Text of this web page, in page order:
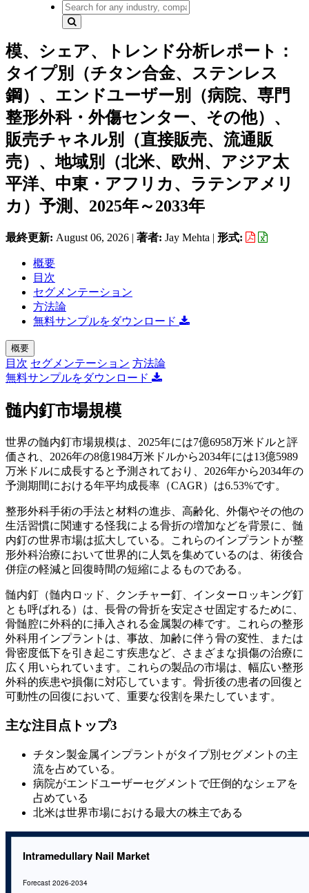
模、シェア、トレンド分析レポート：
タイプ別（チタン合金、ステンレス
鋼）、エンドユーザー別（病院、専門
整形外科・外傷センター、その他）、
販売チャネル別（直接販売、流通販
売）、地域別（北米、欧州、アジア太
平洋、中東・アフリカ、ラテンアメリ
カ）予測、2025年～2033年
最終更新: August 06, 2026 | 著者: Jay Mehta | 形式:
概要
目次
セグメンテーション
方法論
無料サンプルをダウンロード
概要
目次 セグメンテーション 方法論
無料サンプルをダウンロード
髄内釘市場規模
世界の髄内釘市場規模は、2025年には7億6958万米ドルと評
価され、2026年の8億1984万米ドルから2034年には13億5989
万米ドルに成長すると予測されており、2026年から2034年の
予測期間における年平均成長率（CAGR）は6.53%です。
整形外科手術の手法と材料の進歩、高齢化、外傷やその他の
生活習慣に関連する怪我による骨折の増加などを背景に、髄
内釘の世界市場は拡大している。これらのインプラントが整
形外科治療において世界的に人気を集めているのは、術後合
併症の軽減と回復時間の短縮によるものである。
髄内釘（髄内ロッド、クンチャー釘、インターロッキング釘
とも呼ばれる）は、長骨の骨折を安定させ固定するために、
骨髄腔に外科的に挿入される金属製の棒です。これらの整形
外科用インプラントは、事故、加齢に伴う骨の変性、または
骨密度低下を引き起こす疾患など、さまざまな損傷の治療に
広く用いられています。これらの製品の市場は、幅広い整形
外科的疾患や損傷に対応しています。骨折後の患者の回復と
可動性の回復において、重要な役割を果たしています。
主な注目点トップ3
チタン製金属インプラントがタイプ別セグメントの主
流を占めている。
病院がエンドユーザーセグメントで圧倒的なシェアを
占めている
北米は世界市場における最大の株主である